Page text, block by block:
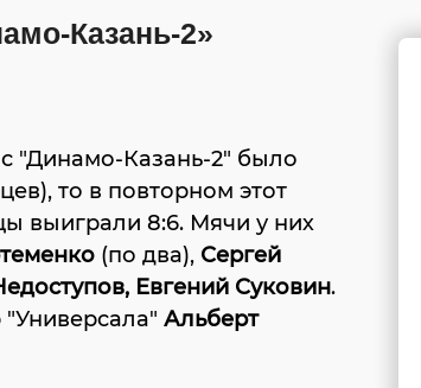
Казань-2»
"Динамо-Казань-2" было
то в повторном этот
выиграли 8:6. Мячи у них
(по два), Сергей
Евгений Суковин.
Альберт